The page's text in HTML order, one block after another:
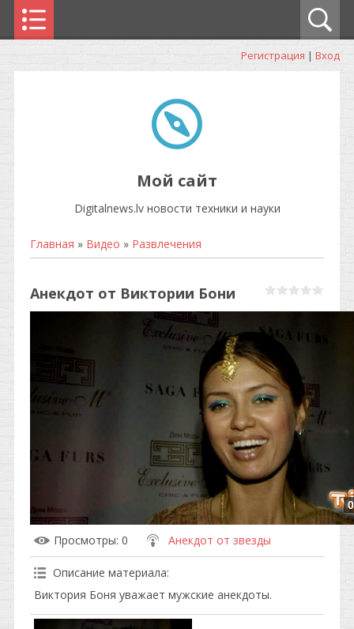
Регистрация | Вход
Мой сайт
Digitalnews.lv новости техники и науки
Главная » Видео » Развлечения
Анекдот от Виктории Бони
Просмотры: 0 Анекдот от звезды
Описание материала:
Виктория Боня уважает мужские анекдоты.